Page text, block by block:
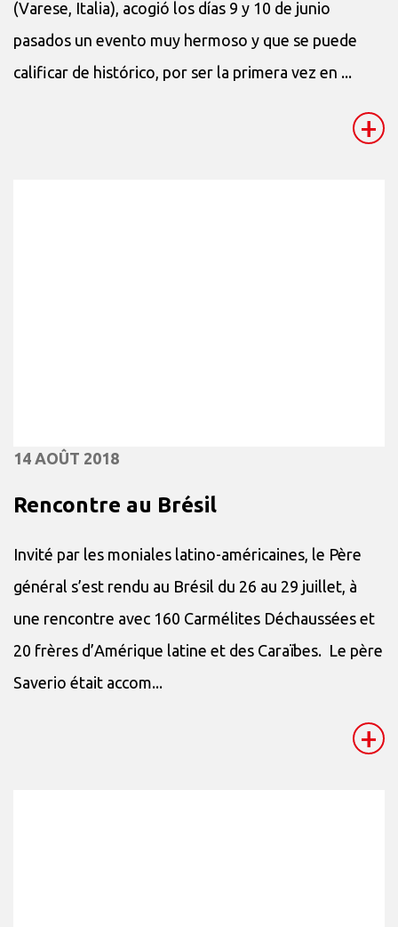
(Varese, Italia), acogió los días 9 y 10 de junio
pasados un evento muy hermoso y que se puede
calificar de histórico, por ser la primera vez en ...
+
14 AOÛT 2018
Rencontre au Brésil
Invité par les moniales latino-américaines, le Père
général s’est rendu au Brésil du 26 au 29 juillet, à
une rencontre avec 160 Carmélites Déchaussées et
20 frères d’Amérique latine et des Caraïbes. Le père
Saverio était accom...
+